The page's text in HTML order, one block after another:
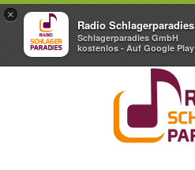
×
Radio Schlagerparadies
Schlagerparadies GmbH
kostenlos - Auf Google Play